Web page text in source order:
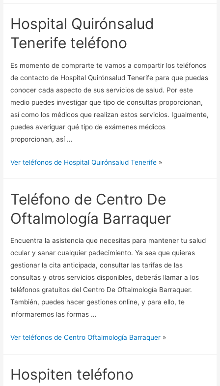
Hospital Quirónsalud
Tenerife teléfono
Es momento de comprarte te vamos a compartir los teléfonos
de contacto de Hospital Quirónsalud Tenerife para que puedas
conocer cada aspecto de sus servicios de salud. Por este
medio puedes investigar que tipo de consultas proporcionan,
así como los médicos que realizan estos servicios. Igualmente,
puedes averiguar qué tipo de exámenes médicos
proporcionan, así …
Ver teléfonos de Hospital Quirónsalud Tenerife »
Teléfono de Centro De
Oftalmología Barraquer
Encuentra la asistencia que necesitas para mantener tu salud
ocular y sanar cualquier padecimiento. Ya sea que quieras
gestionar la cita anticipada, consultar las tarifas de las
consultas y otros servicios disponibles, deberás llamar a los
teléfonos gratuitos del Centro De Oftalmología Barraquer.
También, puedes hacer gestiones online, y para ello, te
informaremos las formas …
Ver teléfonos de Centro Oftalmología Barraquer »
Hospiten teléfono